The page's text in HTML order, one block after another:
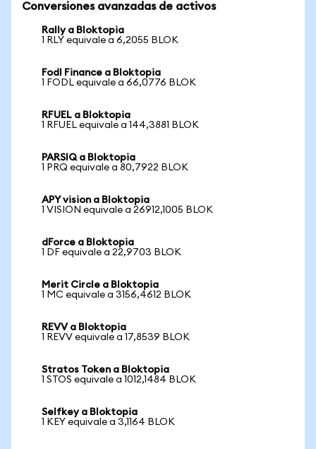
Conversiones avanzadas de activos
Rally a Bloktopia
1 RLY equivale a 6,2055 BLOK
Fodl Finance a Bloktopia
1 FODL equivale a 66,0776 BLOK
RFUEL a Bloktopia
1 RFUEL equivale a 144,3881 BLOK
PARSIQ a Bloktopia
1 PRQ equivale a 80,7922 BLOK
APY vision a Bloktopia
1 VISION equivale a 26912,1005 BLOK
dForce a Bloktopia
1 DF equivale a 22,9703 BLOK
Merit Circle a Bloktopia
1 MC equivale a 3156,4612 BLOK
REVV a Bloktopia
1 REVV equivale a 17,8539 BLOK
Stratos Token a Bloktopia
1 STOS equivale a 1012,1484 BLOK
Selfkey a Bloktopia
1 KEY equivale a 3,1164 BLOK